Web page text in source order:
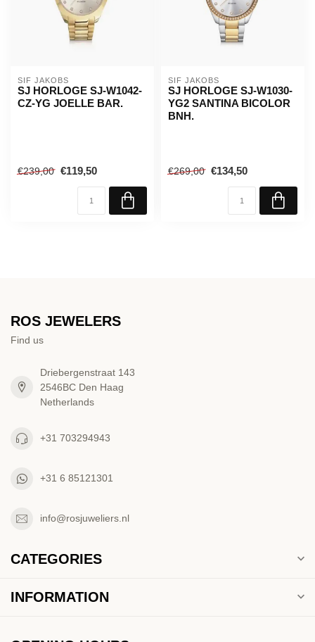
SIF JAKOBS
SJ HORLOGE SJ-W1042-
CZ-YG JOELLE BAR.
€239,00 €119,50
SIF JAKOBS
SJ HORLOGE SJ-W1030-
YG2 SANTINA BICOLOR
BNH.
€269,00 €134,50
ROS JEWELERS
Find us
Driebergenstraat 143
2546BC Den Haag
Netherlands
+31 703294943
+31 6 85121301
info@rosjuweliers.nl
CATEGORIES
INFORMATION